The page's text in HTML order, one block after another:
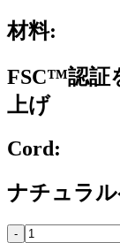
材料:
FSC™認証
上げ
Cord:
ナチュラ
-